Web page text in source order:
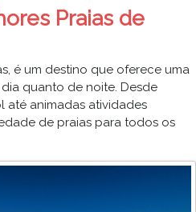
Praias de
é um destino que oferece uma
quanto de noite. Desde
até animadas atividades
de praias para todos os